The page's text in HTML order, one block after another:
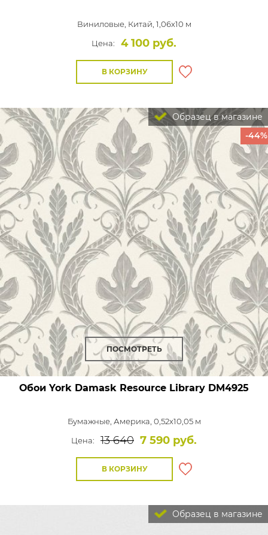
Виниловые, Китай, 1,06x10 м
Цена:
4 100 руб.
В КОРЗИНУ
Образец в магазине
-44%
ПОСМОТРЕТЬ
Обои York Damask Resource Library DM4925
Бумажные, Америка, 0,52x10,05 м
Цена:
13 640 7 590 руб.
В КОРЗИНУ
Образец в магазине